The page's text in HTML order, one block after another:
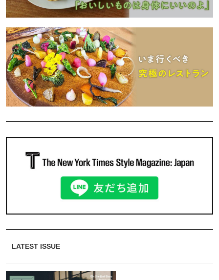
LATEST ISSUE